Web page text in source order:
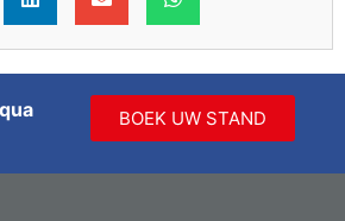
BOEK UW STAND